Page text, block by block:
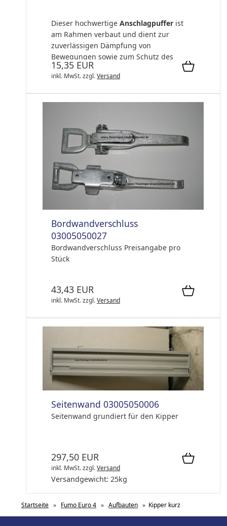
Dieser hochwertige Anschlagpuffer ist
am Rahmen verbaut und dient zur
zuverlässigen Dämpfung von
Bewegungen sowie zum Schutz des
Fahrgestells und ang...
15,35 EUR
inkl. MwSt.zzgl.Versand
Bordwandverschluss
03005050027
Bordwandverschluss Preisangabe pro
Stück
43,43 EUR
inkl. MwSt.zzgl.Versand
Seitenwand 03005050006
Seitenwand grundiert für den Kipper
297,50 EUR
inkl. MwSt.zzgl.Versand
Versandgewicht: 25kg
Startseite » Fumo Euro 4 » Aufbauten » Kipper kurz